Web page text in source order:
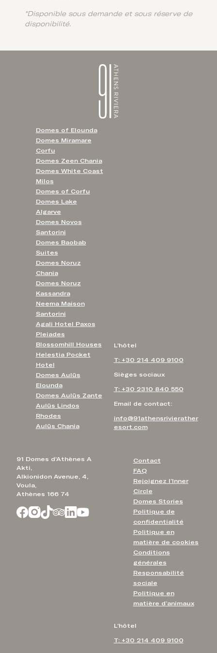
*Disponible sous demande et sous réserve de
disponibilité.
91 Domes d'Athènes A
Akti,
Alkionidon Avenue, 4,
Voula,
Athènes 166 74
Contact
FAQ
Rejoignez l’Inner
Circle
Domes Stories
Politique de
confidentialité
Politique en
matière de cookies
Conditions
générales
Responsabilité
sociale
Politique en
matière d’animaux
L'hôtel
T: +30 214 409 9100
L'hôtel
T: +30 214 409 9100
Sièges sociaux
T: +30 2310 840 550
Email de contact:
info@91athensrivierather
esort.com
Domes of Elounda
Domes Miramare
Corfu
Domes Zeen Chania
Domes White Coast
Milos
Domes of Corfu
Domes Lake
Algarve
Domes Novos
Santorini
Domes Baobab
Suites
Domes Noruz
Chania
Domes Noruz
Kassandra
Neema Maison
Santorini
Agali Hotel Paxos
Pleiades
Blossomhill Houses
Helestia Pocket
Hotel
Domes Aulūs
Elounda
Domes Aulūs Zante
Aulūs Lindos
Rhodes
Aulūs Chania